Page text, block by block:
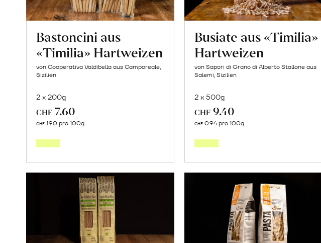
Bastoncini aus
«Timilia» Hartweizen
von Cooperativa Valdibella aus Camporeale,
Sizilien
2 x 200g
CHF 7.60
CHF 1.90 pro 100g
Busiate aus «Timilia»
Hartweizen
von Sapori di Grano di Alberto Stallone aus
Salemi, Sizilien
2 x 500g
CHF 9.40
CHF 0.94 pro 100g